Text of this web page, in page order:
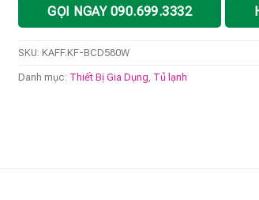
GỌI NGAY 090.699.3332
SKU:KAFF.KF-BCD580W
Danh mục: Thiết Bị Gia Dụng, Tủ lạnh